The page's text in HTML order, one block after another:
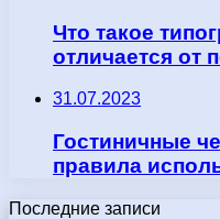
Что такое
отличается от
31.07.2023
Гостиничные
правила
Последние записи